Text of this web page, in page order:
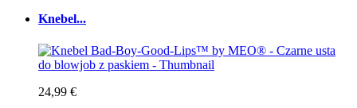
Knebel...
24,99 €